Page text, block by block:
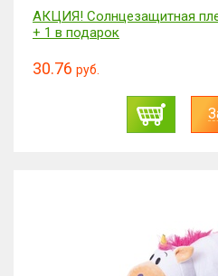
АКЦИЯ! Солнцезащитная
+ 1 в подарок
30.76 руб.